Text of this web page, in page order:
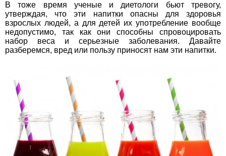
В тоже время ученые и диетологи бьют тревогу,
утверждая, что эти напитки опасны для здоровья
взрослых людей, а для детей их употребление вообще
недопустимо, так как они способны спровоцировать
набор веса и серьезные заболевания. Давайте
разберемся, вред или пользу приносят нам эти напитки.